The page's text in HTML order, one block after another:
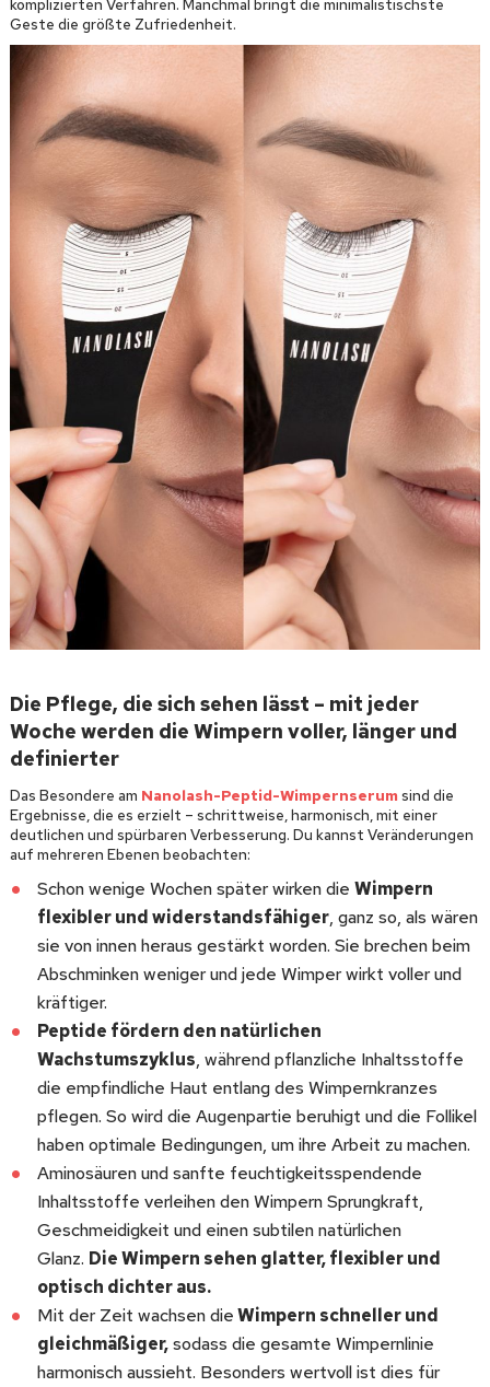
komplizierten Verfahren. Manchmal bringt die minimalistischste
Geste die größte Zufriedenheit.
Die Pflege, die sich sehen lässt – mit jeder
Woche werden die Wimpern voller, länger und
definierter
Das Besondere am Nanolash-Peptid-Wimpernserumsind die
Ergebnisse, die es erzielt – schrittweise, harmonisch, mit einer
deutlichen und spürbaren Verbesserung. Du kannst Veränderungen
auf mehreren Ebenen beobachten:
Schon wenige Wochen später wirken die Wimpern
flexibler und widerstandsfähiger, ganz so, als wären
sie von innen heraus gestärkt worden. Sie brechen beim
Abschminken weniger und jede Wimper wirkt voller und
kräftiger.
Peptide fördern den natürlichen
Wachstumszyklus, während pflanzliche Inhaltsstoffe
die empfindliche Haut entlang des Wimpernkranzes
pflegen. So wird die Augenpartie beruhigt und die Follikel
haben optimale Bedingungen, um ihre Arbeit zu machen.
Aminosäuren und sanfte feuchtigkeitsspendende
Inhaltsstoffe verleihen den Wimpern Sprungkraft,
Geschmeidigkeit und einen subtilen natürlichen
Glanz. Die Wimpern sehen glatter, flexibler und
optisch dichter aus.
Mit der Zeit wachsen dieWimpern schneller und
gleichmäßiger,sodass die gesamte Wimpernlinie
harmonisch aussieht. Besonders wertvoll ist dies für